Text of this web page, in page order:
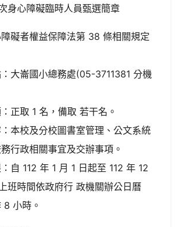
身心障礙臨時人員甄選簡章
礙者權益保障法第 38 條相關規定
大崙國小總務處(05-3711381 分機
正取 1 名，備取 若干名。
本校及分校圖書室管理、公文系統
行政相關事宜及交辦事項。
自 112 年 1 月 1 日起至 112 年 12
班時間依政府行 政機關辦公日曆
8 小時。